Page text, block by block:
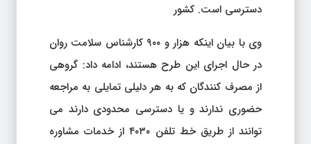
دسترسی است. کشور
وی با بیان اینکه هزار و ۹۰۰ کارشناس سلامت روان
در حال اجرای این طرح هستند، ادامه داد: گروهی
از مصرف کنندگان که به هر دلیلی تمایلی به مراجعه
حضوری ندارند و یا دسترسی محدودی دارند می
توانند از طریق خط تلفن ۴۰۳۰ از خدمات مشاوره